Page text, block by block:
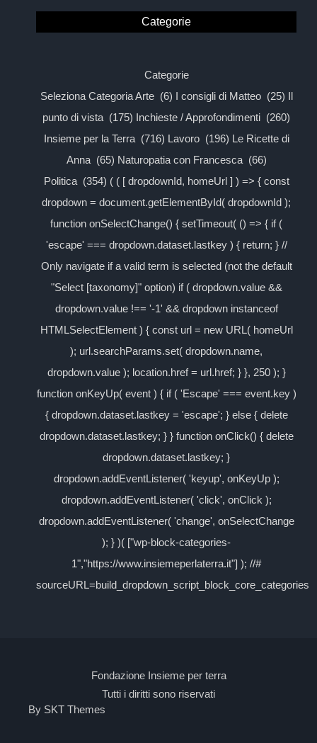
Categorie
Categorie
Seleziona Categoria Arte (6) I consigli di Matteo (25) Il
punto di vista (175) Inchieste / Approfondimenti (260)
Insieme per la Terra (716) Lavoro (196) Le Ricette di
Anna (65) Naturopatia con Francesca (66)
Politica (354) ( ( [ dropdownId, homeUrl ] ) => { const
dropdown = document.getElementById( dropdownId );
function onSelectChange() { setTimeout( () => { if (
'escape' === dropdown.dataset.lastkey ) { return; } //
Only navigate if a valid term is selected (not the default
"Select [taxonomy]" option) if ( dropdown.value &&
dropdown.value !== '-1' && dropdown instanceof
HTMLSelectElement ) { const url = new URL( homeUrl
); url.searchParams.set( dropdown.name,
dropdown.value ); location.href = url.href; } }, 250 ); }
function onKeyUp( event ) { if ( 'Escape' === event.key )
{ dropdown.dataset.lastkey = 'escape'; } else { delete
dropdown.dataset.lastkey; } } function onClick() { delete
dropdown.dataset.lastkey; }
dropdown.addEventListener( 'keyup', onKeyUp );
dropdown.addEventListener( 'click', onClick );
dropdown.addEventListener( 'change', onSelectChange
); } )( ["wp-block-categories-
1","https://www.insiemeperlaterra.it"] ); //#
sourceURL=build_dropdown_script_block_core_categories
Fondazione Insieme per terra
Tutti i diritti sono riservati
By SKT Themes